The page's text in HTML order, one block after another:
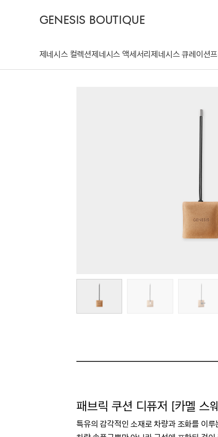
GENESIS BOUTIQUE
제네시스 컬렉션제네시스 액세서리제네시스 큐레이션
패브릭 쿠션 디퓨저 [카멜 스
특유의 감각적인 소재로 차량과 조화를 이